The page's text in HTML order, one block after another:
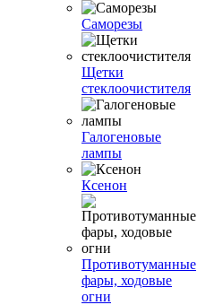
Саморезы
Щетки
стеклоочистителя
Галогеновые
лампы
Ксенон
Противотуманные
фары, ходовые
огни